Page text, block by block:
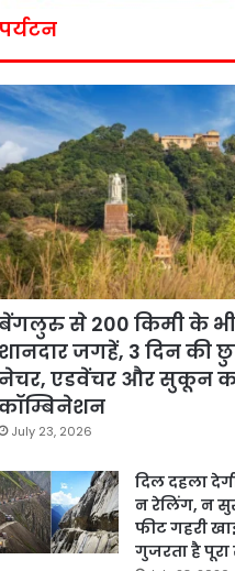
से 200 किमी के
शानदार जगहें, 3 दिन की
एडवेंचर और सुकून
July 23, 2026
दिल दहला
न रेलिंग, न
फीट गहरी
गुजरता है पूरा